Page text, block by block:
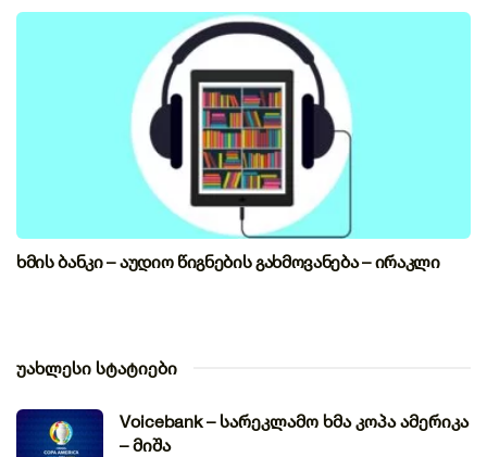
ხმის ბანკი – აუდიო წიგნების გახმოვანება – ირაკლი
უახლესი სტატიები
Voicebank – სარეკლამო ხმა კოპა ამერიკა
– მიშა